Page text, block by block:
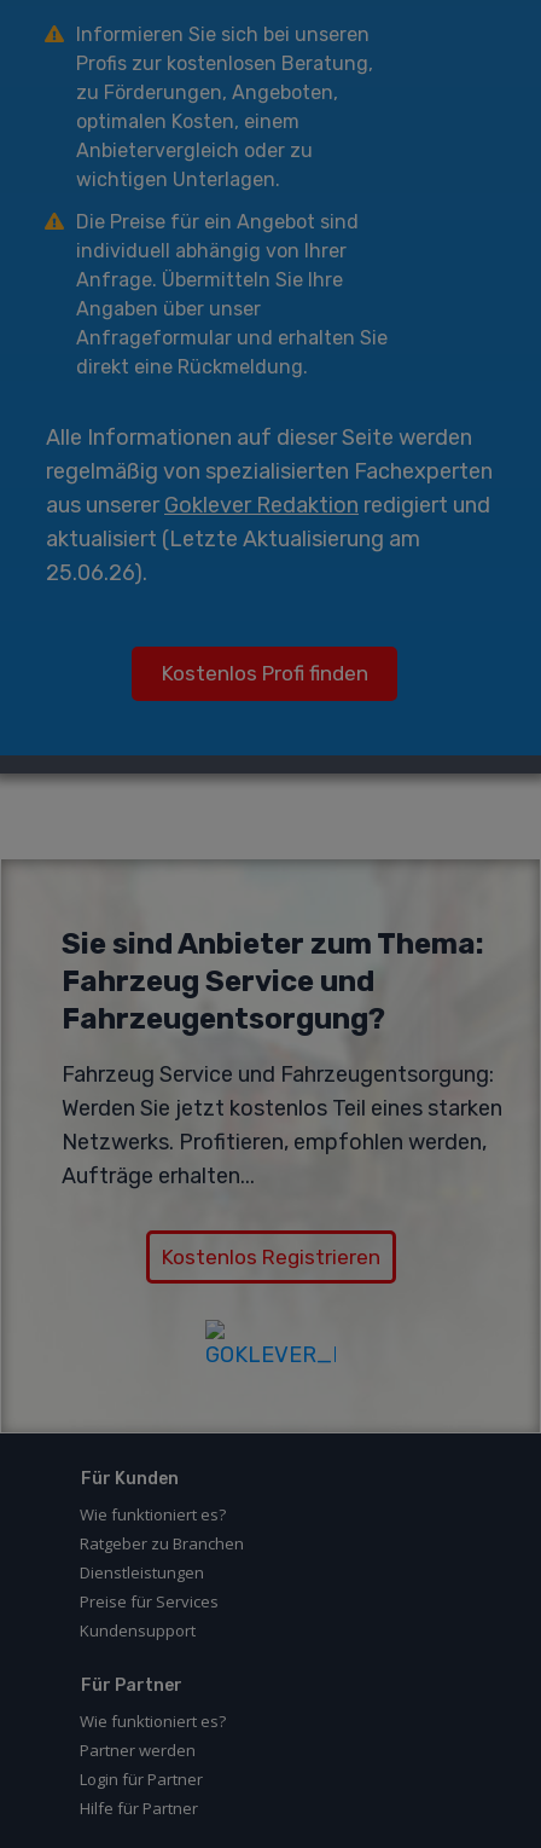
Informieren Sie sich bei unseren
Profis zur kostenlosen Beratung,
zu Förderungen, Angeboten,
optimalen Kosten, einem
Anbietervergleich oder zu
wichtigen Unterlagen.
Die Preise für ein Angebot sind
individuell abhängig von Ihrer
Anfrage. Übermitteln Sie Ihre
Angaben über unser
Anfrageformular und erhalten Sie
direkt eine Rückmeldung.
Alle Informationen auf dieser Seite werden
regelmäßig von spezialisierten Fachexperten
aus unsererGoklever Redaktion redigiert und
aktualisiert (Letzte Aktualisierung am
25.06.26).
Kostenlos Profi finden
Sie sind Anbieter zum Thema:
Fahrzeug Service und
Fahrzeugentsorgung?
Fahrzeug Service und Fahrzeugentsorgung:
Werden Sie jetzt kostenlos Teil eines starken
Netzwerks. Profitieren, empfohlen werden,
Aufträge erhalten...
Kostenlos Registrieren
Für Kunden
Wie funktioniert es?
Ratgeber zu Branchen
Dienstleistungen
Preise für Services
Kundensupport
Für Partner
Wie funktioniert es?
Partner werden
Login für Partner
Hilfe für Partner